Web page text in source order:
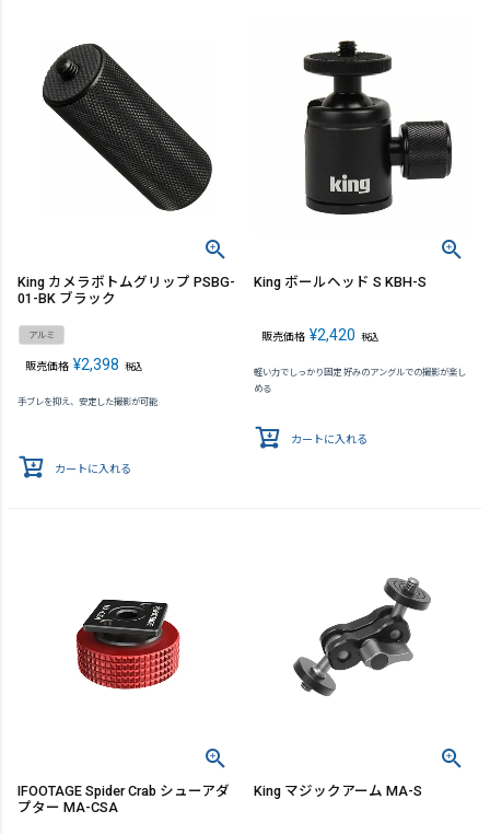
King カメラボトムグリップ PSBG-
01-BK ブラック
アルミ
販売価格 ¥2,398 税込
手ブレを抑え、安定した撮影が可能
カートに入れる
King ボールヘッド S KBH-S
販売価格 ¥2,420 税込
軽い力でしっかり固定 好みのアングルでの撮影が楽し
める
カートに入れる
IFOOTAGE Spider Crab シューアダ
プター MA-CSA
King マジックアーム MA-S